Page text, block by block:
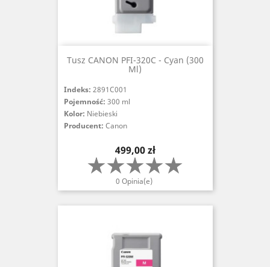
Tusz CANON PFI-320C - Cyan (300
Ml)
Indeks: 2891C001
Pojemność: 300 ml
Kolor: Niebieski
Producent: Canon
Cena
499,00 zł
0 Opinia(e)